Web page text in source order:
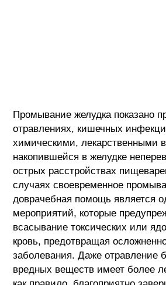
Промывание желудка показано
отравлениях, кишечных
химическими, лекарственными
накопившейся в желудке
острых расстройствах
случаях своевременное
доврачебная помощь является
мероприятий, которые
всасывание токсических или
кровь, предотвращая
заболевания. Даже отравление
вредных веществ имеет более